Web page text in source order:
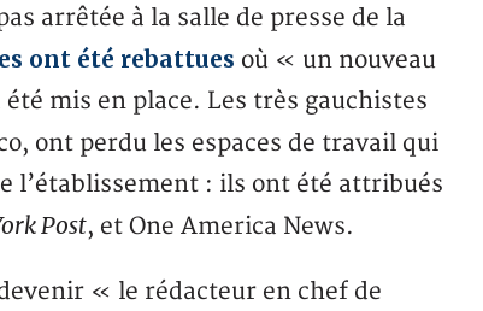
arrêtée à la salle de presse de la
ont été rebattues où « un nouveau
mis en place. Les très gauchistes
ont perdu les espaces de travail qui
l’établissement : ils ont été attribués
Post, et One America News.
« le rédacteur en chef de